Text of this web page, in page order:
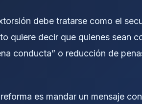
debe tratarse como el
quiere decir que quienes sean
conducta” o reducción de
es mandar un mensaje